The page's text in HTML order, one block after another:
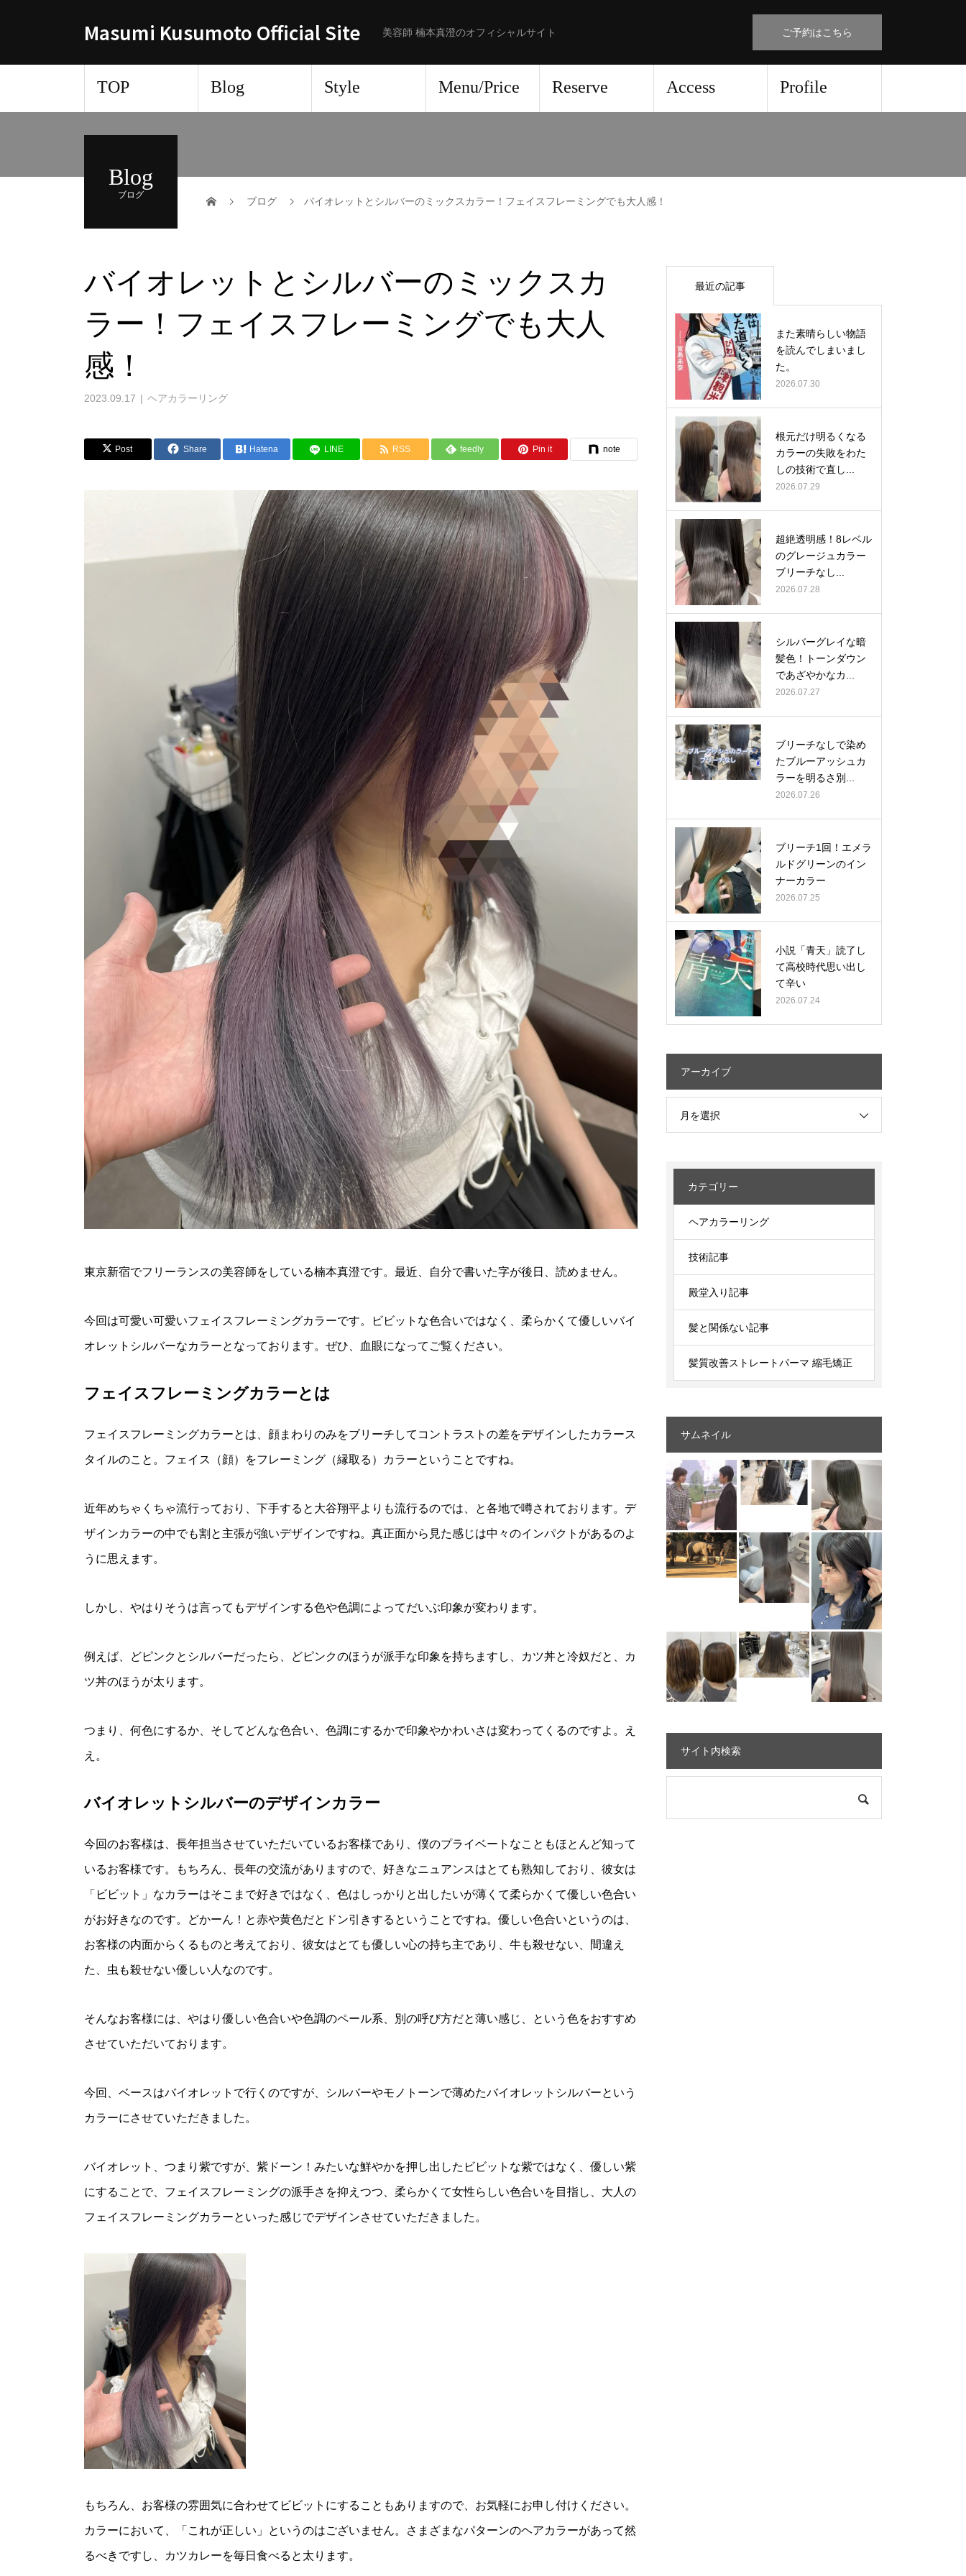
Masumi Kusumoto Official Site 美容師 楠本真澄のオフィシャルサイト ご予約はこちら
TOP Blog Style Menu/Price Reserve Access Profile
Blog
ブログ
ブログ バイオレットとシルバーのミックスカラー！フェイスフレーミングでも大人感！
バイオレットとシルバーのミックスカ
ラー！フェイスフレーミングでも大人
感！
2023.09.17 ヘアカラーリング
Post Share Hatena LINE RSS feedly Pin it note
東京新宿でフリーランスの美容師をしている楠本真澄です。最近、自分で書いた字が後日、読めません。
今回は可愛い可愛いフェイスフレーミングカラーです。ビビットな色合いではなく、柔らかくて優しいバイ
オレットシルバーなカラーとなっております。ぜひ、血眼になってご覧ください。
フェイスフレーミングカラーとは
フェイスフレーミングカラーとは、顔まわりのみをブリーチしてコントラストの差をデザインしたカラース
タイルのこと。フェイス（顔）をフレーミング（縁取る）カラーということですね。
近年めちゃくちゃ流行っており、下手すると大谷翔平よりも流行るのでは、と各地で噂されております。デ
ザインカラーの中でも割と主張が強いデザインですね。真正面から見た感じは中々のインパクトがあるのよ
うに思えます。
しかし、やはりそうは言ってもデザインする色や色調によってだいぶ印象が変わります。
例えば、どピンクとシルバーだったら、どピンクのほうが派手な印象を持ちますし、カツ丼と冷奴だと、カ
ツ丼のほうが太ります。
つまり、何色にするか、そしてどんな色合い、色調にするかで印象やかわいさは変わってくるのですよ。え
え。
バイオレットシルバーのデザインカラー
今回のお客様は、長年担当させていただいているお客様であり、僕のプライベートなこともほとんど知って
いるお客様です。もちろん、長年の交流がありますので、好きなニュアンスはとても熟知しており、彼女は
「ビビット」なカラーはそこまで好きではなく、色はしっかりと出したいが薄くて柔らかくて優しい色合い
がお好きなのです。どかーん！と赤や黄色だとドン引きするということですね。優しい色合いというのは、
お客様の内面からくるものと考えており、彼女はとても優しい心の持ち主であり、牛も殺せない、間違え
た、虫も殺せない優しい人なのです。
そんなお客様には、やはり優しい色合いや色調のペール系、別の呼び方だと薄い感じ、という色をおすすめ
させていただいております。
今回、ベースはバイオレットで行くのですが、シルバーやモノトーンで薄めたバイオレットシルバーという
カラーにさせていただきました。
バイオレット、つまり紫ですが、紫ドーン！みたいな鮮やかを押し出したビビットな紫ではなく、優しい紫
にすることで、フェイスフレーミングの派手さを抑えつつ、柔らかくて女性らしい色合いを目指し、大人の
フェイスフレーミングカラーといった感じでデザインさせていただきました。
もちろん、お客様の雰囲気に合わせてビビットにすることもありますので、お気軽にお申し付けください。
カラーにおいて、「これが正しい」というのはございません。さまざまなパターンのヘアカラーがあって然
るべきですし、カツカレーを毎日食べると太ります。
最近の記事
また素晴らしい物語
を読んでしまいまし
た。
2026.07.30
根元だけ明るくなる
カラーの失敗をわた
しの技術で直し...
2026.07.29
超絶透明感！8レベル
のグレージュカラー
ブリーチなし...
2026.07.28
シルバーグレイな暗
髪色！トーンダウン
であざやかなカ...
2026.07.27
ブリーチなしで染め
たブルーアッシュカ
ラーを明るさ別...
2026.07.26
ブリーチ1回！エメラ
ルドグリーンのイン
ナーカラー
2026.07.25
小説「青天」読了し
て高校時代思い出し
て辛い
2026.07.24
アーカイブ
月を選択
カテゴリー
ヘアカラーリング
技術記事
殿堂入り記事
髪と関係ない記事
髪質改善ストレートパーマ 縮毛矯正
サムネイル
サイト内検索